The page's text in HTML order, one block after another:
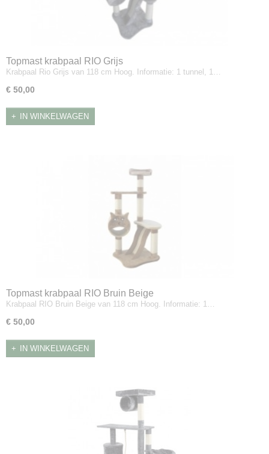
Topmast krabpaal RIO Grijs
Krabpaal Rio Grijs van 118 cm Hoog. Informatie: 1 tunnel, 1…
€ 50,00
IN WINKELWAGEN
Topmast krabpaal RIO Bruin Beige
Krabpaal RIO Bruin Beige van 118 cm Hoog. Informatie: 1…
€ 50,00
IN WINKELWAGEN